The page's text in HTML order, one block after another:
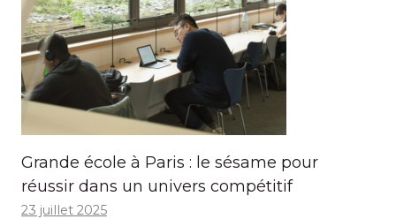
Grande école à Paris : le sésame pour
réussir dans un univers compétitif
23 juillet 2025